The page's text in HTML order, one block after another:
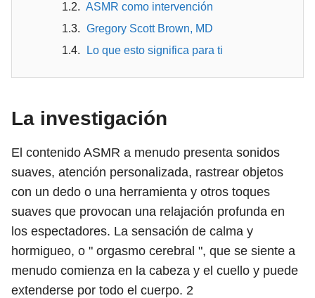
ASMR como intervención
Gregory Scott Brown, MD
Lo que esto significa para ti
La investigación
El contenido ASMR a menudo presenta sonidos
suaves, atención personalizada, rastrear objetos
con un dedo o una herramienta y otros toques
suaves que provocan una relajación profunda en
los espectadores. La sensación de calma y
hormigueo, o " orgasmo cerebral ", que se siente a
menudo comienza en la cabeza y el cuello y puede
extenderse por todo el cuerpo. 2